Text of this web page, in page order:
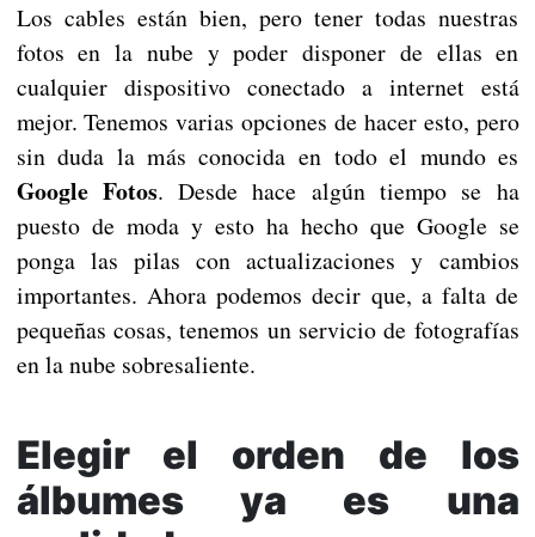
Los cables están bien, pero tener todas nuestras
fotos en la nube y poder disponer de ellas en
cualquier dispositivo conectado a internet está
mejor. Tenemos varias opciones de hacer esto, pero
sin duda la más conocida en todo el mundo es
Google Fotos. Desde hace algún tiempo se ha
puesto de moda y esto ha hecho que Google se
ponga las pilas con actualizaciones y cambios
importantes. Ahora podemos decir que, a falta de
pequeñas cosas, tenemos un servicio de fotografías
en la nube sobresaliente.
Elegir el orden de los
álbumes ya es una